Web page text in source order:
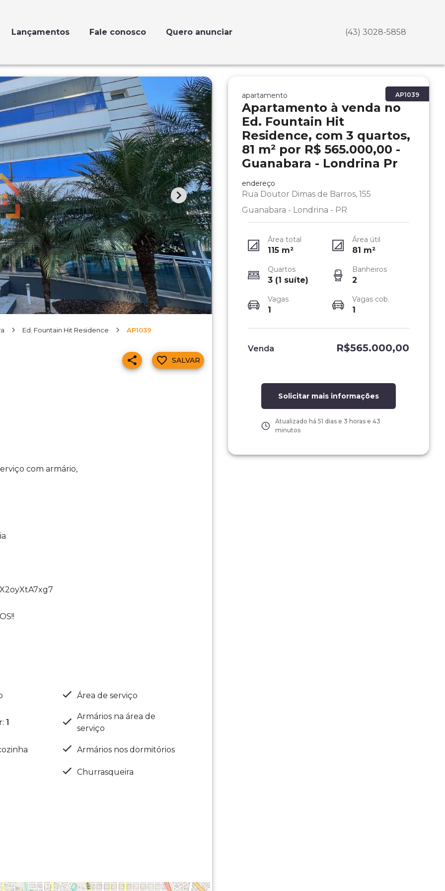
Lançamentos Fale conosco Quero anunciar (43) 3028-5858
Ed. Fountain Hit Residence AP1039
com armário,
SALVAR
Área de serviço
: 1
Armários na área de
serviço
Armários nos dormitórios
Churrasqueira
AP1039
apartamento
Apartamento à venda no
Ed. Fountain Hit
Residence, com 3 quartos,
81 m² por R$ 565.000,00 -
Guanabara - Londrina Pr
endereço
Rua Doutor Dimas de Barros, 155
Guanabara - Londrina - PR
Área total
115m²
Área útil
81 m²
Quartos
3 (1 suíte)
Banheiros
2
Vagas
1
Vagas cob.
1
Venda R$565.000,00
Solicitar mais informações
Atualizado há 51 dias e 3 horas e 43
minutos